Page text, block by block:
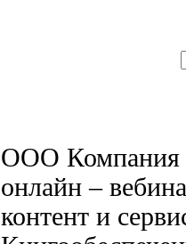
ООО Компания
онлайн –
контент и